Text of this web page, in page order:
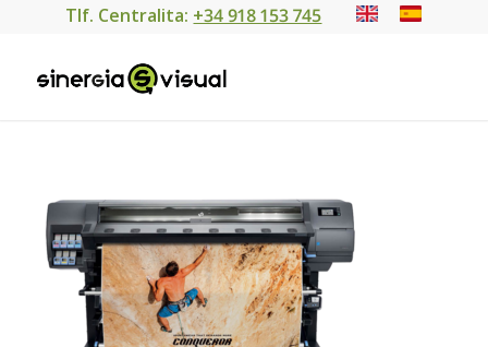
Tlf. Centralita: +34 918 153 745